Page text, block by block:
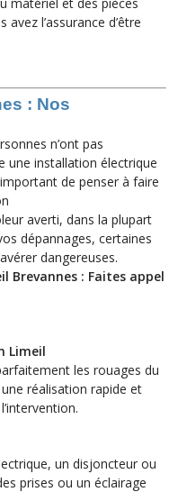
l’assurance d’être
: Nos
n’ont pas
une installation électrique
de penser à faire
averti, dans la plupart
dépannages, certaines
dangereuses.
Brevannes : Faites appel
Limeil
les rouages du
réalisation rapide et
un disjoncteur ou
prises ou un éclairage